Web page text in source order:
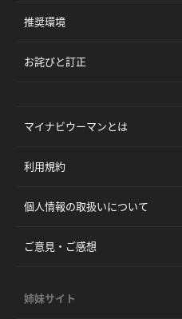
推奨環境
お詫びと訂正
マイナビウーマンとは
利用規約
個人情報の取扱いについて
ご意見・ご感想
姉妹サイト